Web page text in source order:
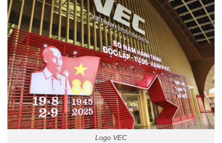
Logo VEC